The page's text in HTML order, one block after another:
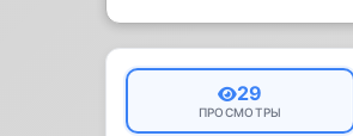
29
ПРОСМОТРЫ